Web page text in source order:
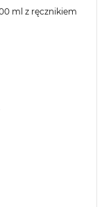
ml z ręcznikiem